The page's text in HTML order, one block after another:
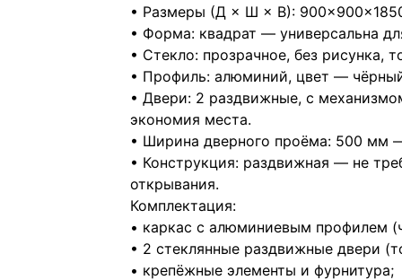
• Размеры (Д × Ш × В):
• Форма: квадрат — универсальна
• Стекло: прозрачное, без
• Профиль: алюминий, цвет —
• Двери: 2 раздвижные, с
экономия места.
• Ширина дверного проёма: 500 мм
• Конструкция: раздвижная — не
открывания.
Комплектация:
• каркас с алюминиевым профилем
• 2 стеклянные раздвижные двери
• крепёжные элементы и фурнитура;